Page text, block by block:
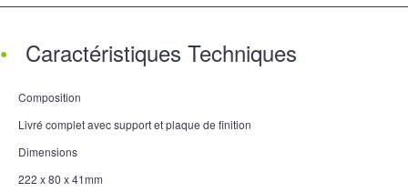
Caractéristiques Techniques
Composition
Livré complet avec support et plaque de finition
Dimensions
222 x 80 x 41mm